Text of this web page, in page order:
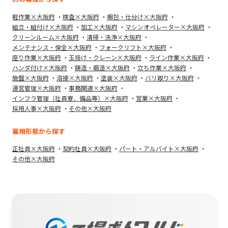
軽作業×大阪府 検査×大阪府
梱包・仕分け×大阪府
組立・組付け×大阪府
加工×大阪府
マシンオペレーター×大阪府
クリーンルーム×大阪府
清掃・洗浄×大阪府
メンテナンス・保全×大阪府
フォークリフト×大阪府
座り作業×大阪府
玉掛け・クレーン×大阪府
ライン作業×大阪府
ハンダ付け×大阪府
鋳造・鍛造×大阪府
立ち作業×大阪府
施盤×大阪府
溶接×大阪府 塗装×大阪府
バリ取り×大阪府
運営管理×大阪府
事務関連×大阪府
インフラ管理（社員寮、備品等）×大阪府
営業×大阪府
採用人事×大阪府
その他×大阪府
雇用形態から探す
正社員×大阪府 契約社員×大阪府
パート・アルバイト×大阪府
その他×大阪府